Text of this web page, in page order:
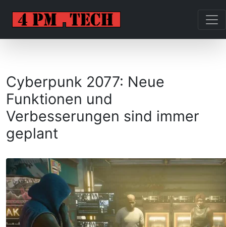
Cyberpunk 2077: Neue
Funktionen und
Verbesserungen sind immer
geplant